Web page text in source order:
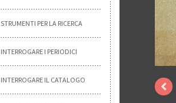
STRUMENTI PER LA RICERCA
INTERROGARE I PERIODICI
INTERROGARE IL CATALOGO